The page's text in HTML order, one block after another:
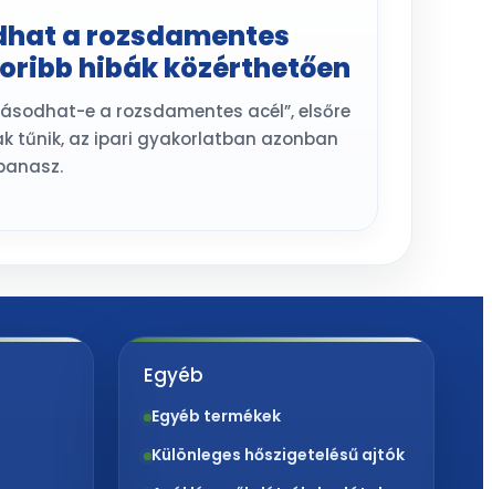
a rozsdamentes
hibák közérthetően
e a rozsdamentes acél”, elsőre
tűnik, az ipari gyakorlatban azonban
Egyéb
Egyéb termékek
Különleges hőszigetelésű ajtók